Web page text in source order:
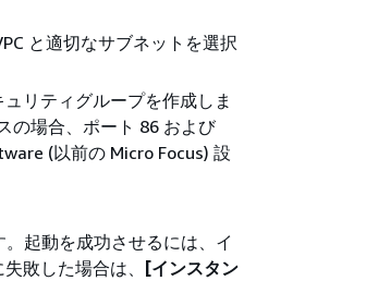
と適切なサブネットを選択
リティグループを作成しま
の場合、ポート 86 および
(以前の Micro Focus) 設
起動を成功させるには、イ
敗した場合は、 [インスタン